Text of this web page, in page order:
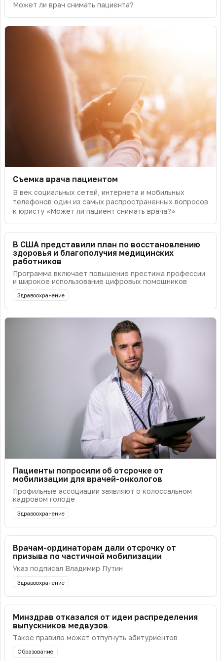
Может ли врач снимать пациента?
Съемка врача пациентом
В век социальных сетей, интернета и мобильных
телефонов один из самых распространенных вопросов
к юристу «Может ли пациент снимать врача?»
В США представили план по восстановлению
здоровья и благополучия медицинских
работников
Программа включает повышение престижа профессии
и широкое использование цифровых помощников
Здравоохранение
Пациенты попросили об отсрочке от
мобилизации для врачей-онкологов
Профильные ассоциации заявляют о колоссальном
кадровом голоде
Здравоохранение
Врачам-ординаторам дали отсрочку от
призыва по частичной мобилизации
Указ подписал Владимир Путин
Здравоохранение
Минздрав отказался от идеи распределения
выпускников медвузов
Такое правило может отпугнуть абитуриентов
Образование